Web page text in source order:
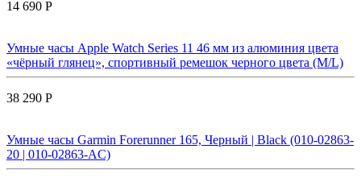
14 690 Р
Умные часы Apple Watch Series 11 46 мм из алюминия цвета
«чёрный глянец», спортивный ремешок черного цвета (M/L)
38 290 Р
Умные часы Garmin Forerunner 165, Черный | Black (010-02863-
20 | 010-02863-AC)